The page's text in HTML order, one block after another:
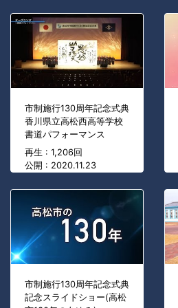
市制施行130周年記念式典
香川県立高松西高等学校
書道パフォーマンス
再生 : 1,206回
公開 : 2020.11.23
市制施行130周年記念式典
記念スライドショー(高松